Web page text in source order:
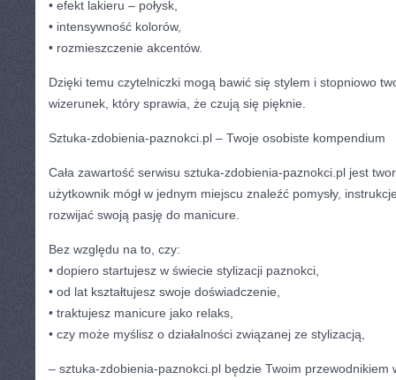
• efekt lakieru – połysk,
• intensywność kolorów,
• rozmieszczenie akcentów.
Dzięki temu czytelniczki mogą bawić się stylem i stopniowo
wizerunek, który sprawia, że czują się pięknie.
Sztuka-zdobienia-paznokci.pl – Twoje osobiste kompendium
Cała zawartość serwisu sztuka-zdobienia-paznokci.pl jest
użytkownik mógł w jednym miejscu znaleźć pomysły,
rozwijać swoją pasję do manicure.
Bez względu na to, czy:
• dopiero startujesz w świecie stylizacji paznokci,
• od lat kształtujesz swoje doświadczenie,
• traktujesz manicure jako relaks,
• czy może myślisz o działalności związanej ze stylizacją,
– sztuka-zdobienia-paznokci.pl będzie Twoim przewodnikiem